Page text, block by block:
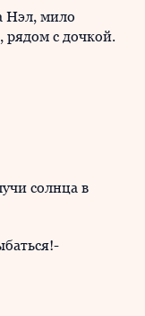
Нэл, мило
рядом с дочкой.
солнца в